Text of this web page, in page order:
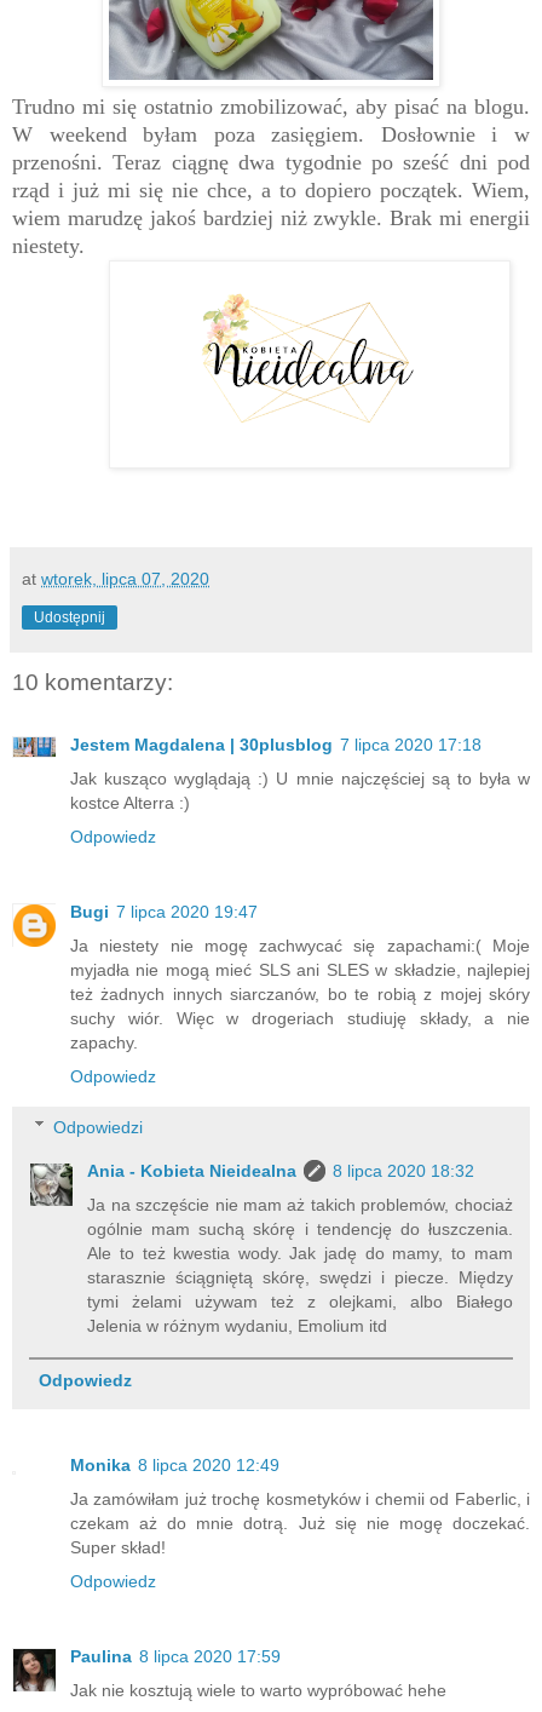
Trudno mi się ostatnio zmobilizować, aby pisać na blogu.
W weekend byłam poza zasięgiem. Dosłownie i w
przenośni. Teraz ciągnę dwa tygodnie po sześć dni pod
rząd i już mi się nie chce, a to dopiero początek. Wiem,
wiem marudzę jakoś bardziej niż zwykle. Brak mi energii
niestety.
at wtorek, lipca 07, 2020
Udostępnij
10 komentarzy:
Jestem Magdalena | 30plusblog 7 lipca 2020 17:18
Jak kusząco wyglądają :) U mnie najczęściej są to była w
kostce Alterra :)
Odpowiedz
Bugi 7 lipca 2020 19:47
Ja niestety nie mogę zachwycać się zapachami:( Moje
myjadła nie mogą mieć SLS ani SLES w składzie, najlepiej
też żadnych innych siarczanów, bo te robią z mojej skóry
suchy wiór. Więc w drogeriach studiuję składy, a nie
zapachy.
Odpowiedz
Odpowiedzi
Ania - Kobieta Nieidealna
8 lipca 2020 18:32
Ja na szczęście nie mam aż takich problemów, chociaż
ogólnie mam suchą skórę i tendencję do łuszczenia.
Ale to też kwestia wody. Jak jadę do mamy, to mam
starasznie ściągniętą skórę, swędzi i piecze. Między
tymi żelami używam też z olejkami, albo Białego
Jelenia w różnym wydaniu, Emolium itd
Odpowiedz
Monika 8 lipca 2020 12:49
Ja zamówiłam już trochę kosmetyków i chemii od Faberlic, i
czekam aż do mnie dotrą. Już się nie mogę doczekać.
Super skład!
Odpowiedz
Paulina 8 lipca 2020 17:59
Jak nie kosztują wiele to warto wypróbować hehe